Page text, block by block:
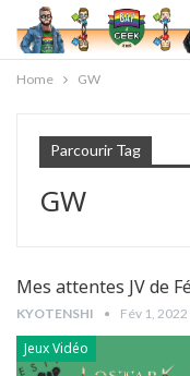
Home GW
Parcourir Tag
GW
Mes attentes JV de
KYOTENSHI Fév 1, 2022
Jeux Vidéo